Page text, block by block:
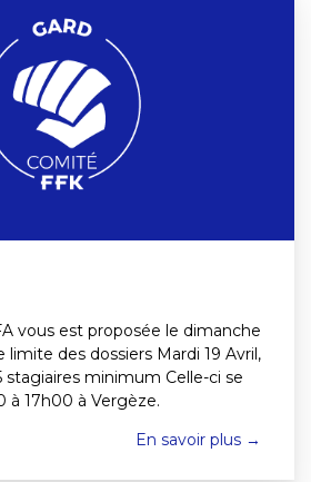
vous est proposée le dimanche
limite des dossiers Mardi 19 Avril,
stagiaires minimum Celle-ci se
à 17h00 à Vergèze.
En savoir plus →